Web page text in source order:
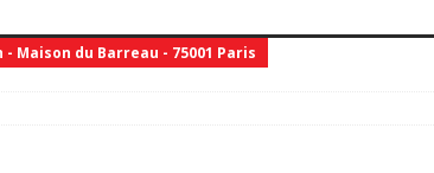
- Maison du Barreau - 75001 Paris